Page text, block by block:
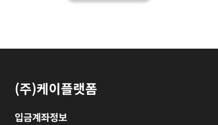
(주)케이플랫폼
입금계좌정보